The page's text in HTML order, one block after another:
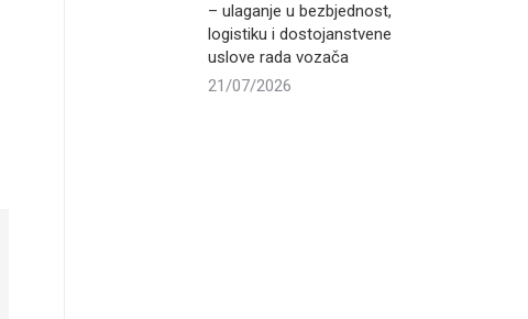
– ulaganje u bezbjednost,
logistiku i dostojanstvene
uslove rada vozača
21/07/2026